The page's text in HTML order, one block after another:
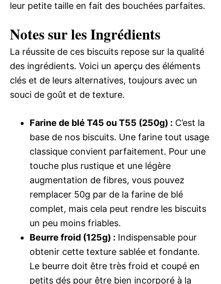
leur petite taille en fait des bouchées parfaites.
Notes sur les Ingrédients
La réussite de ces biscuits repose sur la qualité
des ingrédients. Voici un aperçu des éléments
clés et de leurs alternatives, toujours avec un
souci de goût et de texture.
Farine de blé T45 ou T55 (250g) : C’est la
base de nos biscuits. Une farine tout usage
classique convient parfaitement. Pour une
touche plus rustique et une légère
augmentation de fibres, vous pouvez
remplacer 50g par de la farine de blé
complet, mais cela peut rendre les biscuits
un peu moins friables.
Beurre froid (125g) : Indispensable pour
obtenir cette texture sablée et fondante.
Le beurre doit être très froid et coupé en
petits dés pour être bien incorporé à la